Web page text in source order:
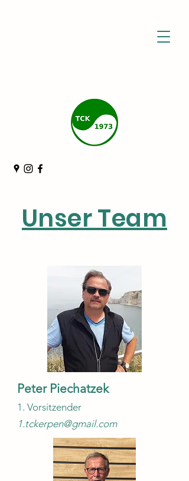
Unser Team​
Peter Piechatzek
1. Vorsitzender
1.tckerpen@gmail.com